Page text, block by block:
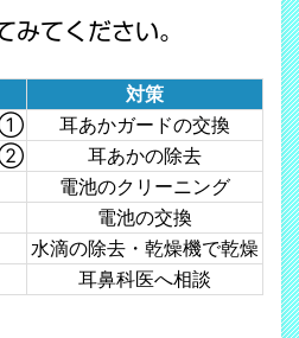
みてください。
対策
①
耳あかガードの交換
②
耳あかの除去
電池のクリーニング
電池の交換
水滴の除去・乾燥機で乾燥
耳鼻科医へ相談